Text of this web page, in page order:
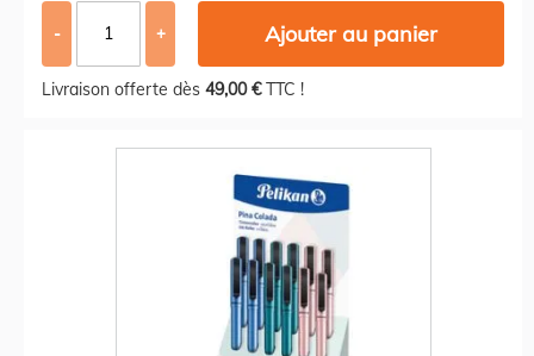
- + Ajouter au panier
Livraison offerte dès 49,00 €TTC !